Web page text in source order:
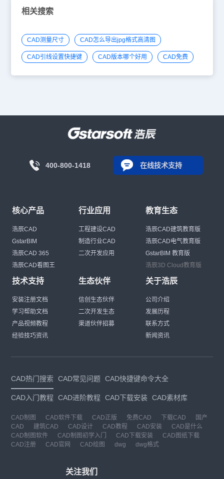
相关搜索
CAD测量尺寸 CAD怎么导出jpg格式高清图
CAD引线设置快捷键 CAD版本哪个好用 CAD免费
400-800-1418 在线技术支持
核心产品
浩辰CAD
GstarBIM
浩辰CAD 365
浩辰CAD看图王
行业应用
工程建设CAD
制造行业CAD
二次开发应用
教育生态
浩辰CAD建筑教育版
浩辰CAD电气教育版
GstarBIM 教育版
浩辰3D Cloud教育版
技术支持
安装注册文档
学习帮助文档
产品视频教程
经验技巧资讯
生态伙伴
信创生态伙伴
二次开发生态
渠道伙伴招募
关于浩辰
公司介绍
发展历程
联系方式
新闻资讯
CAD热门搜索 CAD常见问题 CAD快捷键命令大全
CAD入门教程 CAD进阶教程 CAD下载安装 CAD素材库
CAD制图 CAD软件下载 CAD正版 免费CAD 下载CAD
国产
CAD
建筑CAD CAD设计 CAD教程 CAD安装
CAD是什么
CAD制图软件
CAD制图初学入门 CAD下载安装
CAD图纸下载
CAD注册
CAD官网 CAD绘图 dwg dwg格式
关注我们